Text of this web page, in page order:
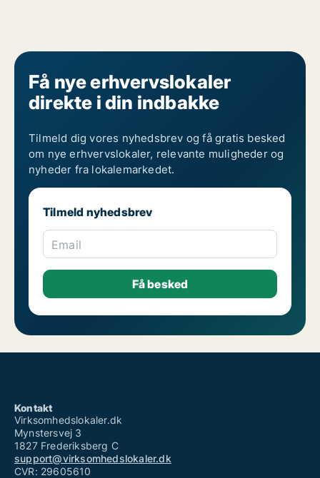
Få nye erhvervslokaler
direkte i din indbakke
Tilmeld dig vores nyhedsbrev og få gratis besked
om nye erhvervslokaler, relevante muligheder og
nyheder fra lokalemarkedet.
Tilmeld nyhedsbrev
Email
Kontakt
Virksomhedslokaler.dk
Mynstersvej 3
1827 Frederiksberg C
support@virksomhedslokaler.dk
CVR: 29605610